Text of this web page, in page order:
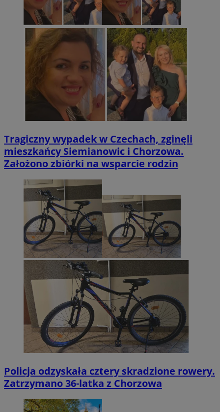
Tragiczny wypadek w Czechach, zginęli
mieszkańcy Siemianowic i Chorzowa.
Założono zbiórki na wsparcie rodzin
Policja odzyskała cztery skradzione rowery.
Zatrzymano 36-latka z Chorzowa